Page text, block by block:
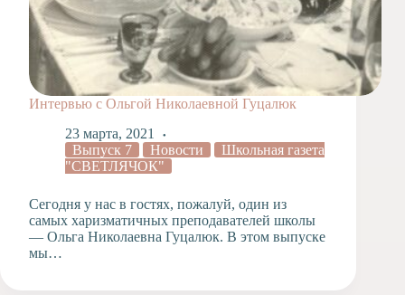
Интервью с Ольгой Николаевной Гуцалюк
23 марта, 2021
Выпуск 7
Новости
Школьная газета
"СВЕТЛЯЧОК"
Сегодня у нас в гостях, пожалуй, один из
самых харизматичных преподавателей школы
— Ольга Николаевна Гуцалюк. В этом выпуске
мы…